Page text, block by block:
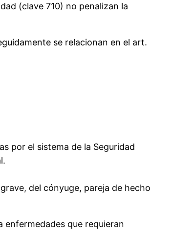
(clave 710) no penalizan la
se relacionan en el art.
por el sistema de la Seguridad
del cónyuge, pareja de hecho
que requieran